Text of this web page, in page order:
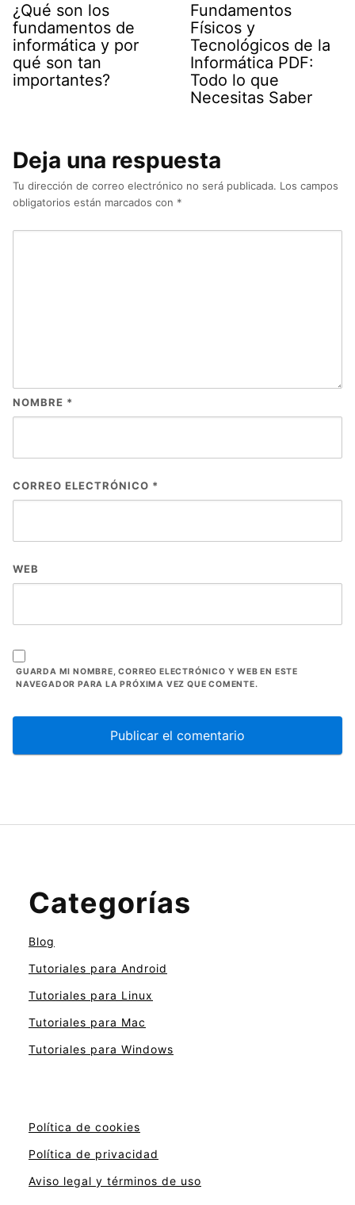
¿Qué son los
fundamentos de
informática y por
qué son tan
importantes?
Fundamentos
Físicos y
Tecnológicos de la
Informática PDF:
Todo lo que
Necesitas Saber
Deja una respuesta
Tu dirección de correo electrónico no será publicada. Los campos
obligatorios están marcados con *
NOMBRE *
CORREO ELECTRÓNICO *
WEB
GUARDA MI NOMBRE, CORREO ELECTRÓNICO Y WEB EN ESTE
NAVEGADOR PARA LA PRÓXIMA VEZ QUE COMENTE.
Categorías
Blog
Tutoriales para Android
Tutoriales para Linux
Tutoriales para Mac
Tutoriales para Windows
Política de cookies
Política de privacidad
Aviso legal y términos de uso